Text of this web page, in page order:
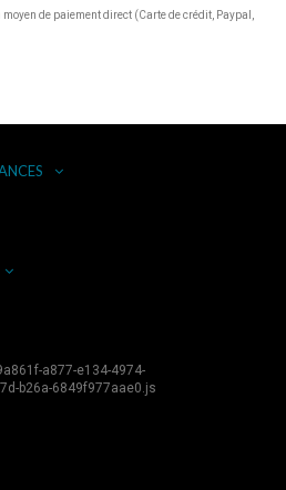
de paiement direct (Carte de crédit, Paypal,
a877-e134-4974-
b26a-6849f977aae0.js